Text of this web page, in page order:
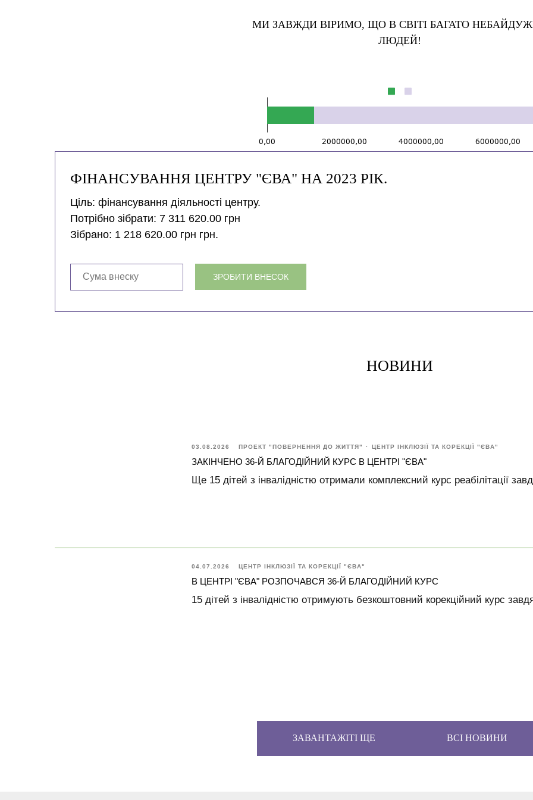
МИ ЗАВЖДИ ВІРИМО, ЩО В СВІТІ БАГАТО
ЛЮДЕЙ!
ФІНАНСУВАННЯ ЦЕНТРУ "ЄВА" НА 2023 РІК.
Ціль: фінансування діяльності центру.
Потрібно зібрати: 7 311 620.00 грн
Зібрано: 1 218 620.00 грн грн.
ЗРОБИТИ ВНЕСОК
НОВИНИ
03.08.2026 ПРОЕКТ "ПОВЕРНЕННЯ ДО ЖИТТЯ" ЦЕНТР ІНКЛЮЗІЇ ТА КОРЕКЦІЇ "ЄВА"
ЗАКІНЧЕНО 36-Й БЛАГОДІЙНИЙ КУРС В ЦЕНТРІ "ЄВА"
Ще 15 дітей з інвалідністю отримали комплексний курс реабілітації
04.07.2026 ЦЕНТР ІНКЛЮЗІЇ ТА КОРЕКЦІЇ "ЄВА"
В ЦЕНТРІ "ЄВА" РОЗПОЧАВСЯ 36-Й БЛАГОДІЙНИЙ КУРС
15 дітей з інвалідністю отримують безкоштовний корекційний курс
ЗАВАНТАЖІТІ ЩЕ ВСІ НОВИНИ